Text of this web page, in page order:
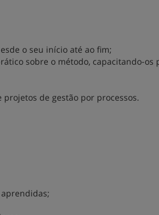
o seu início até ao fim;
sobre o método, capacitando-os
de gestão por processos.